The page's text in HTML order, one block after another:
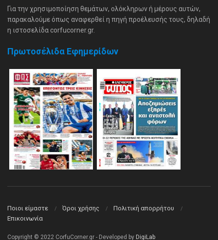
Για την χρησιμοποίηση θεμάτων, ολόκληρων ή μέρους αυτών,
παρακαλούμε όπως αναφερθεί η πηγή προέλευσής τους, δηλαδή
η ιστοσελίδα corfucorner.gr.
Πρωτοσέλιδα Εφημερίδων
Ποιοι είμαστε Όροι χρήσης
Πολιτική απορρήτου
Επικοινωνία
Copyright © 2022 CorfuCorner.gr - Developed by DigiLab